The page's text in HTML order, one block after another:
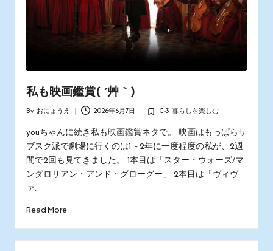
私も映画鑑賞( ´艸｀)
By おにょうえ 2026年6月7日
Posted
in
C-3 暮らしを楽しむ
youちゃんに続き私も映画鑑賞ネタで。 映画はもっぱらサ
ブスク派で劇場に行くのは1～2年に一度程度の私が、2週
間で2回も見てきました。 1本目は「スター・ウォーズ/マ
ンダロリアン・アンド・グローグー」 2本目は「ヴィヴ
ァ…
Read More